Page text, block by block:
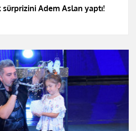
Adem Aslan yaptı!